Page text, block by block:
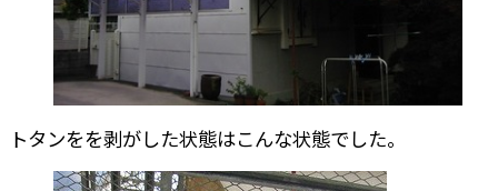
トタンをを剥がした状態はこんな状態でした。